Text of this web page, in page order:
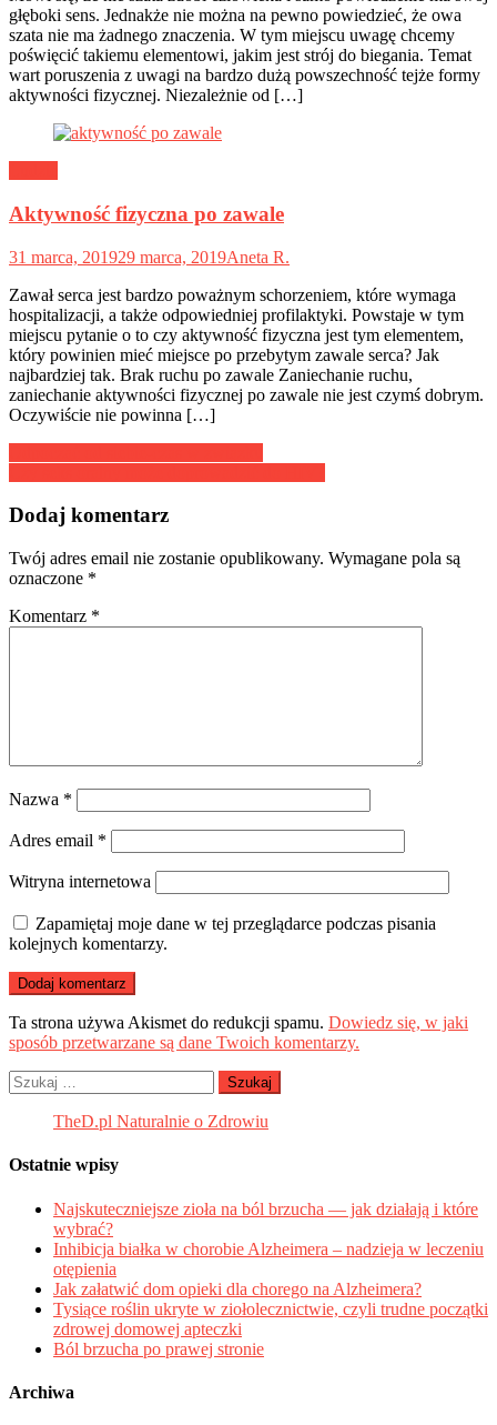
głęboki sens. Jednakże nie można na pewno powiedzieć, że owa
szata nie ma żadnego znaczenia. W tym miejscu uwagę chcemy
poświęcić takiemu elementowi, jakim jest strój do biegania. Temat
wart poruszenia z uwagi na bardzo dużą powszechność tejże formy
aktywności fizycznej. Niezależnie od […]
Aktywność fizyczna po zawale
31 marca, 201929 marca, 2019Aneta R.
Zawał serca jest bardzo poważnym schorzeniem, które wymaga
hospitalizacji, a także odpowiedniej profilaktyki. Powstaje w tym
miejscu pytanie o to czy aktywność fizyczna jest tym elementem,
który powinien mieć miejsce po przebytym zawale serca? Jak
najbardziej tak. Brak ruchu po zawale Zaniechanie ruchu,
zaniechanie aktywności fizycznej po zawale nie jest czymś dobrym.
Oczywiście nie powinna […]
Nawigacja
wpisu
Dodaj komentarz
Twój adres email nie zostanie opublikowany. Wymagane pola są
oznaczone *
Komentarz *
Nazwa *
Adres email *
Witryna internetowa
Zapamiętaj moje dane w tej przeglądarce podczas pisania
kolejnych komentarzy.
Ta strona używa Akismet do redukcji spamu. Dowiedz się, w jaki
sposób przetwarzane są dane Twoich komentarzy.
Szukaj:
TheD.pl Naturalnie o Zdrowiu
Ostatnie wpisy
Najskuteczniejsze zioła na ból brzucha — jak działają i które
wybrać?
Inhibicja białka w chorobie Alzheimera – nadzieja w leczeniu
otępienia
Jak załatwić dom opieki dla chorego na Alzheimera?
Tysiące roślin ukryte w ziołolecznictwie, czyli trudne początki
zdrowej domowej apteczki
Ból brzucha po prawej stronie
Archiwa